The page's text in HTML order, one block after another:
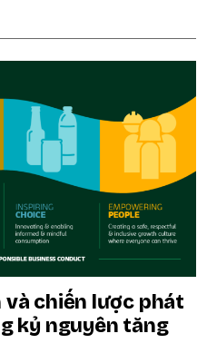
chiến lược phát
kỷ nguyên tăng